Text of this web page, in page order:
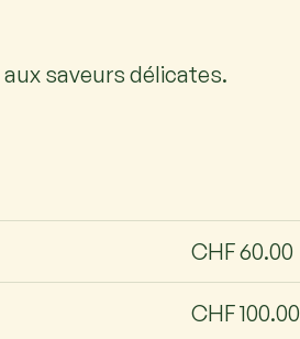
saveurs délicates.
CHF 60.00
CHF 100.00